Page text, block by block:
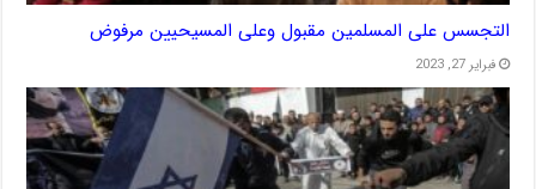
التجسس على المسلمين مقبول وعلى المسيحيين مرفوض
فبراير 27, 2023